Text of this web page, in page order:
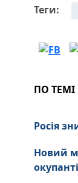
Теги:
ПО ТЕМІ
Росія
Новий